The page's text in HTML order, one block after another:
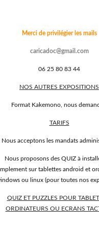
Merci de privilégier les mails
caricadoc@gmail.com
06 25 80 83 44
NOS AUTRES EXPOSITIONS
Format Kakemono, nous
TARIFS
Nous acceptons les mandats
Nous proposons des QUIZ à
sur tablettes android et
ou linux (pour toutes nos
QUIZ ET PUZZLES POUR
ORDINATEURS OU ECRANS